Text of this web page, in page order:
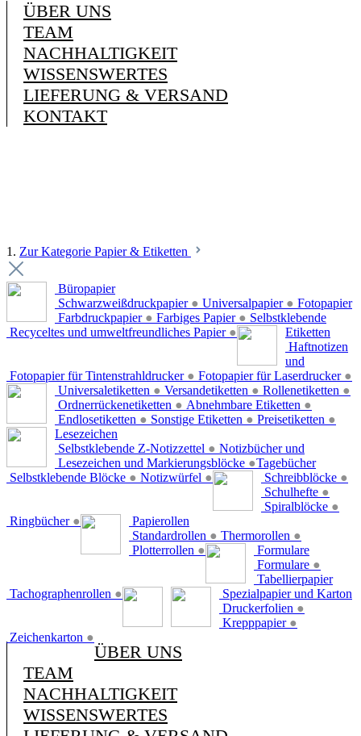
ÜBER UNS
TEAM
NACHHALTIGKEIT
WISSENSWERTES
LIEFERUNG & VERSAND
KONTAKT
1. Zur Kategorie Papier & Etiketten
Büropapier
Schwarzweißdruckpapier ● Universalpapier ●
Farbdruckpapier ● Farbiges Papier ●
Recyceltes und umweltfreundliches Papier ●
Fotopapier
Fotopapier für Tintenstrahldrucker ● Fotopapier für Laserdrucker ●
Selbstklebende
Etiketten
Universaletiketten ● Versandetiketten ● Rollenetiketten ●
Ordnerrückenetiketten ● Abnehmbare Etiketten ●
Endlosetiketten ● Sonstige Etiketten ● Preisetiketten ●
Haftnotizen
und
Lesezeichen
Selbstklebende Z-Notizzettel ●
Lesezeichen und Markierungsblöcke ●
Selbstklebende Blöcke ● Notizwürfel ●
Notizbücher und
Tagebücher
Schreibblöcke ●
Schulhefte ●
Spiralblöcke ●
Ringbücher ●
Papierollen
Standardrollen ● Thermorollen ●
Plotterrollen ●
Formulare
Formulare ●
Tachographenrollen ●
Tabellierpapier
Spezialpapier und Karton
Druckerfolien ●
Krepppapier ●
Zeichenkarton ●
ÜBER UNS
TEAM
NACHHALTIGKEIT
WISSENSWERTES